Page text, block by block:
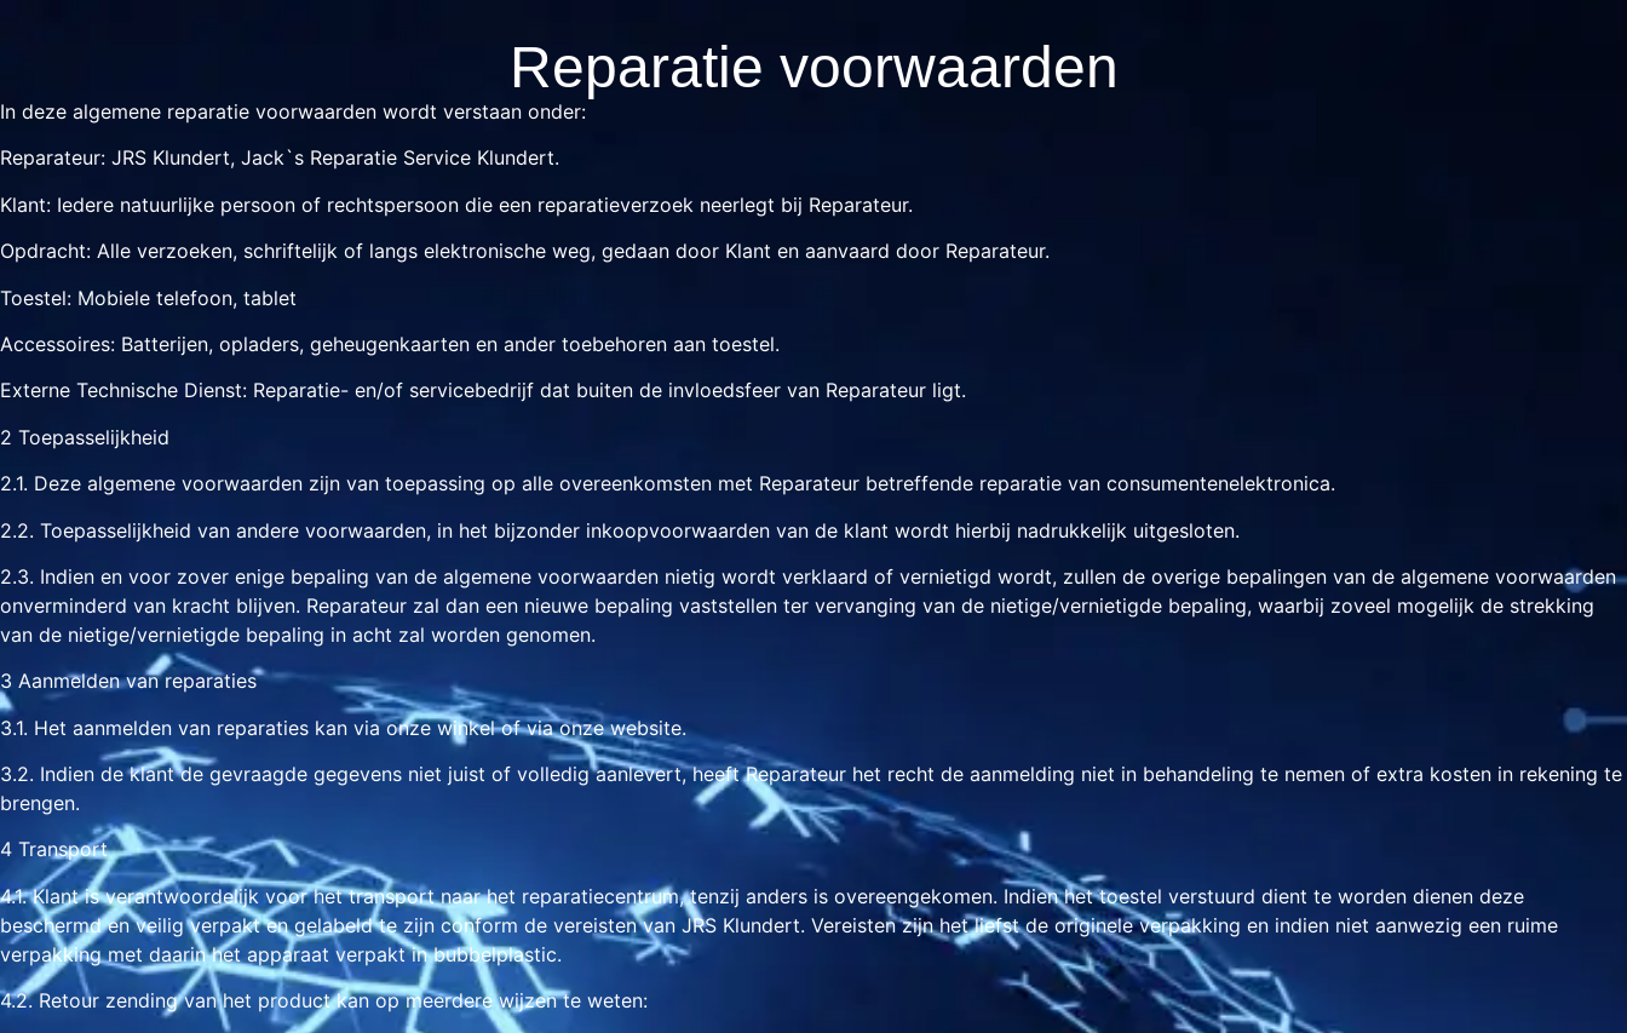
Reparatie voorwaarden
In deze algemene reparatie voorwaarden wordt verstaan onder:
Reparateur: JRS Klundert, Jack`s Reparatie Service Klundert.
Klant: Iedere natuurlijke persoon of rechtspersoon die een reparatieverzoek neerlegt bij Reparateur.
Opdracht: Alle verzoeken, schriftelijk of langs elektronische weg, gedaan door Klant en aanvaard door Reparateur.
Toestel: Mobiele telefoon, tablet
Accessoires: Batterijen, opladers, geheugenkaarten en ander toebehoren aan toestel.
Externe Technische Dienst: Reparatie- en/of servicebedrijf dat buiten de invloedsfeer van Reparateur ligt.
2 Toepasselijkheid
2.1. Deze algemene voorwaarden zijn van toepassing op alle overeenkomsten met Reparateur betreffende reparatie van consumentenelektronica.
2.2. Toepasselijkheid van andere voorwaarden, in het bijzonder inkoopvoorwaarden van de klant wordt hierbij nadrukkelijk uitgesloten.
2.3. Indien en voor zover enige bepaling van de algemene voorwaarden nietig wordt verklaard of vernietigd wordt, zullen de overige bepalingen van de algemene voorwaarden
onverminderd van kracht blijven. Reparateur zal dan een nieuwe bepaling vaststellen ter vervanging van de nietige/vernietigde bepaling, waarbij zoveel mogelijk de strekking
van de nietige/vernietigde bepaling in acht zal worden genomen.
3 Aanmelden van reparaties
3.1. Het aanmelden van reparaties kan via onze winkel of via onze website.
3.2. Indien de klant de gevraagde gegevens niet juist of volledig aanlevert, heeft Reparateur het recht de aanmelding niet in behandeling te nemen of extra kosten in rekening te
brengen.
4 Transport
4.1. Klant is verantwoordelijk voor het transport naar het reparatiecentrum, tenzij anders is overeengekomen. Indien het toestel verstuurd dient te worden dienen deze
beschermd en veilig verpakt en gelabeld te zijn conform de vereisten van JRS Klundert. Vereisten zijn het liefst de originele verpakking en indien niet aanwezig een ruime
verpakking met daarin het apparaat verpakt in bubbelplastic.
4.2. Retour zending van het product kan op meerdere wijzen te weten: